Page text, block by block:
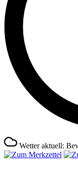
Wetter aktuell: